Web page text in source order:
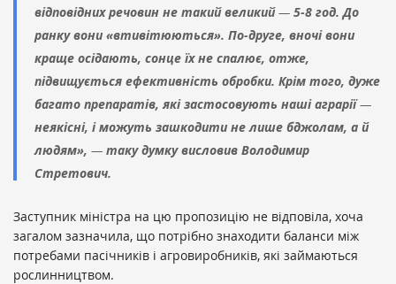
відповідних речовин не такий великий— 5-8 год. До
ранку вони «втивітюються». По-друге, вночі вони
краще осідають, сонце їх не спалює, отже,
підвищується ефективність обробки. Крім того, дуже
багато препаратів, які застосовують наші аграрії—
неякісні, і можуть зашкодити не лише бджолам, а й
людям», — таку думку висловив Володимир
Стретович.
Заступник міністра на цю пропозицію не відповіла, хоча
загалом зазначила, що потрібно знаходити баланси між
потребами пасічників і агровиробників, які займаються
рослинництвом.